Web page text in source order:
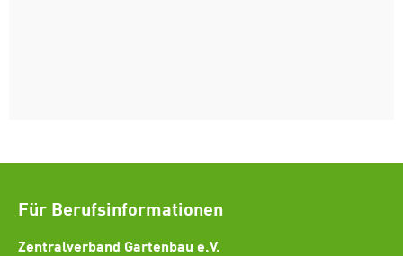
Für Berufsinformationen
Zentralverband Gartenbau e.V.